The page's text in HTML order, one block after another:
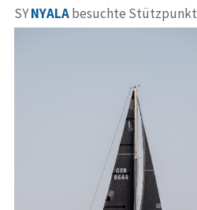
SYNYALAbesuchte Stützpunkt